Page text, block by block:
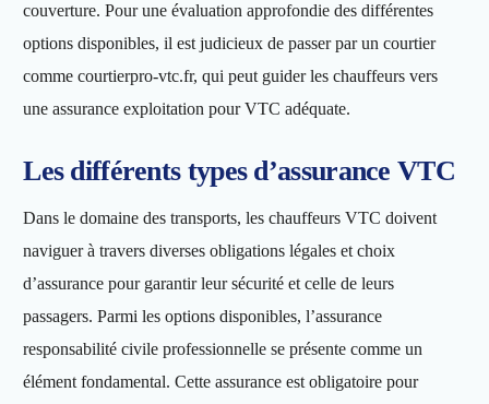
couverture. Pour une évaluation approfondie des différentes
options disponibles, il est judicieux de passer par un courtier
comme courtierpro-vtc.fr, qui peut guider les chauffeurs vers
une assurance exploitation pour VTC adéquate.
Les différents types d’assurance VTC
Dans le domaine des transports, les chauffeurs VTC doivent
naviguer à travers diverses obligations légales et choix
d’assurance pour garantir leur sécurité et celle de leurs
passagers. Parmi les options disponibles, l’assurance
responsabilité civile professionnelle se présente comme un
élément fondamental. Cette assurance est obligatoire pour